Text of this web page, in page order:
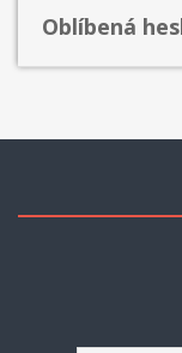
Oblíbená